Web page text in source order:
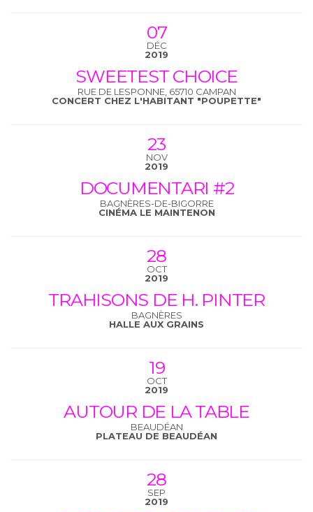
07
DÉC
2019
SWEETEST CHOICE
RUE DE LESPONNE, 65710 CAMPAN
CONCERT CHEZ L'HABITANT "POUPETTE"
23
NOV
2019
DOCUMENTARI #2
BAGNÈRES-DE-BIGORRE
CINÉMA LE MAINTENON
28
OCT
2019
TRAHISONS DE H. PINTER
BAGNÈRES
HALLE AUX GRAINS
19
OCT
2019
AUTOUR DE LA TABLE
BEAUDÉAN
PLATEAU DE BEAUDÉAN
28
SEP
2019